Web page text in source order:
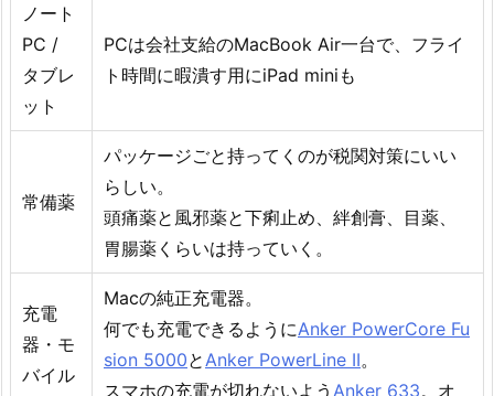
ノート
PC /
タブレ
ット
PCは会社支給のMacBook Air一台で、フライ
ト時間に暇潰す用にiPad miniも
常備薬
パッケージごと持ってくのが税関対策にいい
らしい。
頭痛薬と風邪薬と下痢止め、絆創膏、目薬、
胃腸薬くらいは持っていく。
充電
器・モ
バイル
Macの純正充電器。
何でも充電できるようにAnker PowerCore Fu
sion 5000と Anker PowerLine II。
スマホの充電が切れないよう Anker 633。オ